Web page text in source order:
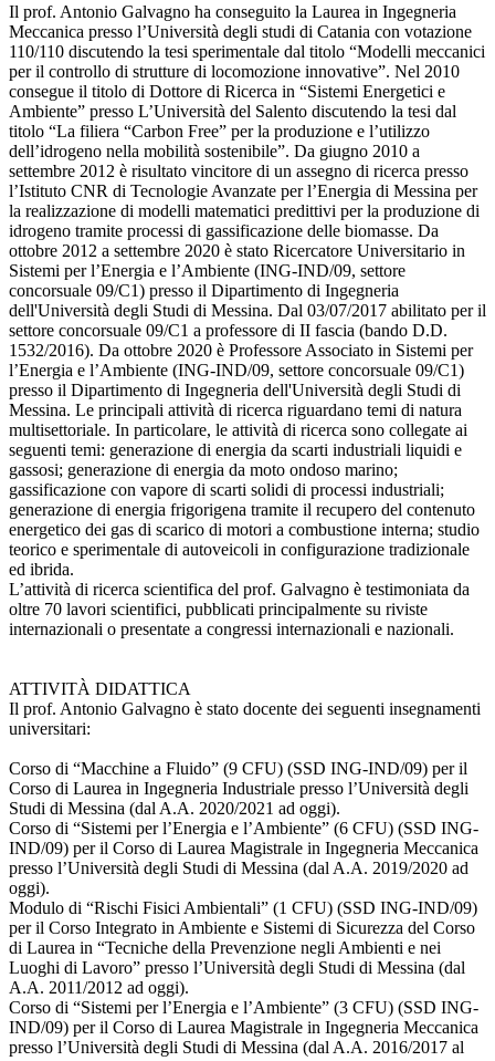
Il prof. Antonio Galvagno ha conseguito la Laurea in Ingegneria
Meccanica presso l’Università degli studi di Catania con votazione
110/110 discutendo la tesi sperimentale dal titolo “Modelli meccanici
per il controllo di strutture di locomozione innovative”. Nel 2010
consegue il titolo di Dottore di Ricerca in “Sistemi Energetici e
Ambiente” presso L’Università del Salento discutendo la tesi dal
titolo “La filiera “Carbon Free” per la produzione e l’utilizzo
dell’idrogeno nella mobilità sostenibile”. Da giugno 2010 a
settembre 2012 è risultato vincitore di un assegno di ricerca presso
l’Istituto CNR di Tecnologie Avanzate per l’Energia di Messina per
la realizzazione di modelli matematici predittivi per la produzione di
idrogeno tramite processi di gassificazione delle biomasse. Da
ottobre 2012 a settembre 2020 è stato Ricercatore Universitario in
Sistemi per l’Energia e l’Ambiente (ING-IND/09, settore
concorsuale 09/C1) presso il Dipartimento di Ingegneria
dell'Università degli Studi di Messina. Dal 03/07/2017 abilitato per il
settore concorsuale 09/C1 a professore di II fascia (bando D.D.
1532/2016). Da ottobre 2020 è Professore Associato in Sistemi per
l’Energia e l’Ambiente (ING-IND/09, settore concorsuale 09/C1)
presso il Dipartimento di Ingegneria dell'Università degli Studi di
Messina. Le principali attività di ricerca riguardano temi di natura
multisettoriale. In particolare, le attività di ricerca sono collegate ai
seguenti temi: generazione di energia da scarti industriali liquidi e
gassosi; generazione di energia da moto ondoso marino;
gassificazione con vapore di scarti solidi di processi industriali;
generazione di energia frigorigena tramite il recupero del contenuto
energetico dei gas di scarico di motori a combustione interna; studio
teorico e sperimentale di autoveicoli in configurazione tradizionale
ed ibrida.
L’attività di ricerca scientifica del prof. Galvagno è testimoniata da
oltre 70 lavori scientifici, pubblicati principalmente su riviste
internazionali o presentate a congressi internazionali e nazionali.
ATTIVITÀ DIDATTICA
Il prof. Antonio Galvagno è stato docente dei seguenti insegnamenti
universitari:
Corso di “Macchine a Fluido” (9 CFU) (SSD ING-IND/09) per il
Corso di Laurea in Ingegneria Industriale presso l’Università degli
Studi di Messina (dal A.A. 2020/2021 ad oggi).
Corso di “Sistemi per l’Energia e l’Ambiente” (6 CFU) (SSD ING-
IND/09) per il Corso di Laurea Magistrale in Ingegneria Meccanica
presso l’Università degli Studi di Messina (dal A.A. 2019/2020 ad
oggi).
Modulo di “Rischi Fisici Ambientali” (1 CFU) (SSD ING-IND/09)
per il Corso Integrato in Ambiente e Sistemi di Sicurezza del Corso
di Laurea in “Tecniche della Prevenzione negli Ambienti e nei
Luoghi di Lavoro” presso l’Università degli Studi di Messina (dal
A.A. 2011/2012 ad oggi).
Corso di “Sistemi per l’Energia e l’Ambiente” (3 CFU) (SSD ING-
IND/09) per il Corso di Laurea Magistrale in Ingegneria Meccanica
presso l’Università degli Studi di Messina (dal A.A. 2016/2017 al